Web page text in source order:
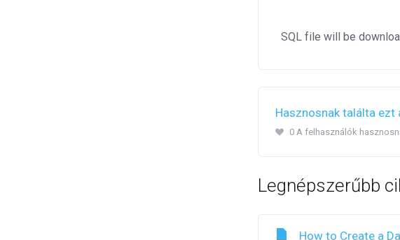
SQL file will be
Hasznosnak találta ezt
0 A felhasználók
Legnépszerűbb
How to Create a